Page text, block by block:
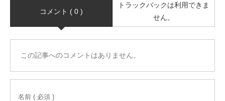
コメント ( 0 )
トラックバックは利用できま
せん。
この記事へのコメントはありません。
名前 ( 必須 )